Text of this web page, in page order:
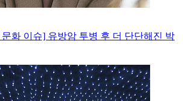
화 이슈] 유방암 투병 후 더 단단해진 박